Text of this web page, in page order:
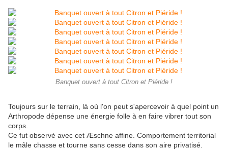
Banquet ouvert à tout Citron et Piéride !
Toujours sur le terrain, là où l'on peut s'apercevoir à quel point un
Arthropode dépense une énergie folle à en faire vibrer tout son
corps.
Ce fut observé avec cet Æschne affine. Comportement territorial
le mâle chasse et tourne sans cesse dans son aire privatisé.